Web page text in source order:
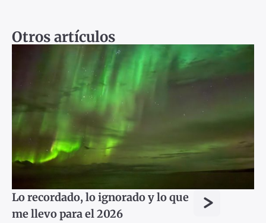
Otros artículos
Lo recordado, lo ignorado y lo que
me llevo para el 2026
>